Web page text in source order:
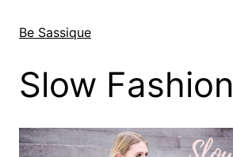
zum
wechseln
Be Sassique
Slow Fashion